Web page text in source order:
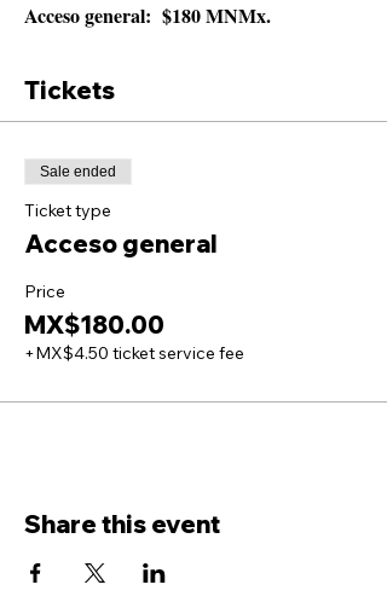
Acceso general: $180 MNMx.
Tickets
Sale ended
Ticket type
Acceso general
Price
MX$180.00
+MX$4.50 ticket service fee
Share this event